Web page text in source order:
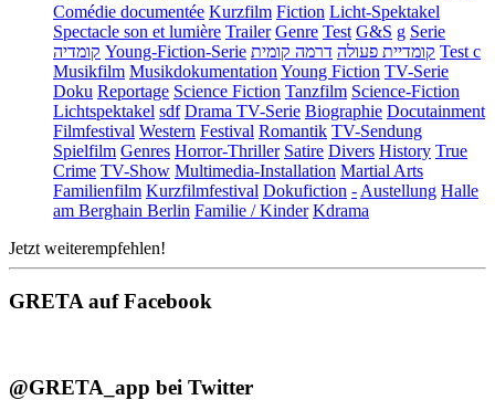
Comédie documentée Kurzfilm Fiction Licht-Spektakel
Spectacle son et lumière Trailer Genre Test G&S g Serie
קומדיה Young-Fiction-Serie קומדיית פעולה דרמה קומית
Test c
Musikfilm Musikdokumentation Young Fiction TV-Serie
Doku Reportage Science Fiction Tanzfilm Science-Fiction
Lichtspektakel sdf Drama TV-Serie Biographie Docutainment
Filmfestival Western Festival Romantik TV-Sendung
Spielfilm Genres Horror-Thriller Satire Divers History True
Crime TV-Show Multimedia-Installation Martial Arts
Familienfilm Kurzfilmfestival Dokufiction - Austellung Halle
am Berghain Berlin Familie / Kinder Kdrama
Jetzt weiterempfehlen!
GRETA auf Facebook
@GRETA_app bei Twitter